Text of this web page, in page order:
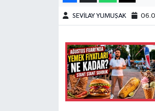
SEVİLAY YUMUŞAK
Teknoloji
KAHRAMANMARAŞ